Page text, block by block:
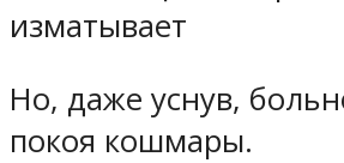
изматывает
Но, даже уснув,
покоя кошмары.